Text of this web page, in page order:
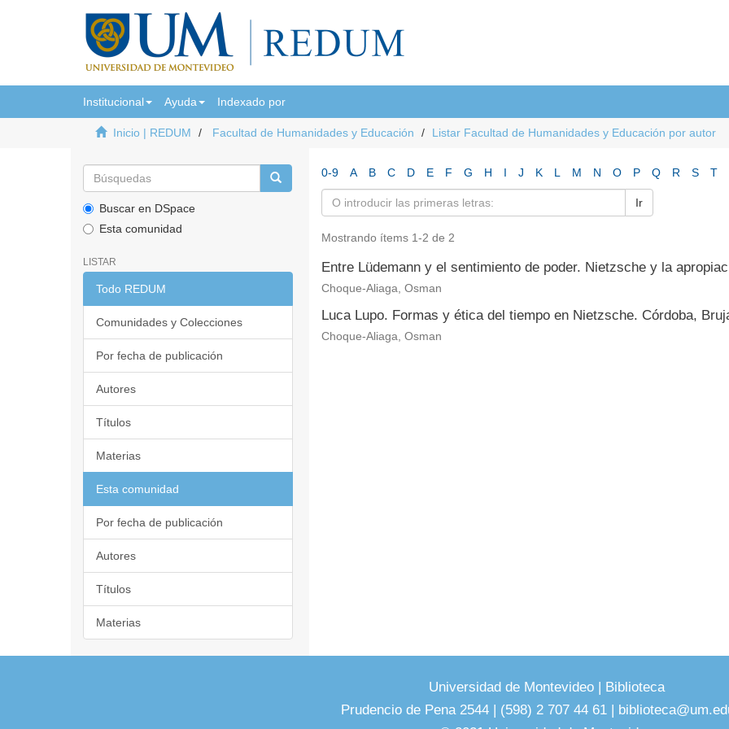
Institucional Ayuda Indexado por
Inicio | REDUM Facultad de Humanidades y Educación Listar Facultad de Humanidades y Educación por autor
Buscar en DSpace
Esta comunidad
LISTAR
Todo REDUM
Comunidades y Colecciones
Por fecha de publicación
Autores
Títulos
Materias
Esta comunidad
Por fecha de publicación
Autores
Títulos
Materias
0-9 A B C D E F G H I J K L M N O P Q R S T
Ir
Mostrando ítems 1-2 de 2
Entre Lüdemann y el sentimiento de poder. Nietzsche y la
Choque-Aliaga, Osman
Luca Lupo. Formas y ética del tiempo en Nietzsche. Córdoba,
Choque-Aliaga, Osman
Universidad de Montevideo | Biblioteca
Prudencio de Pena 2544 | (598) 2 707 44 61 |